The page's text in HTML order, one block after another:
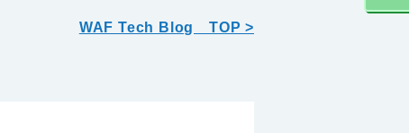
WAF Tech Blog TOP >